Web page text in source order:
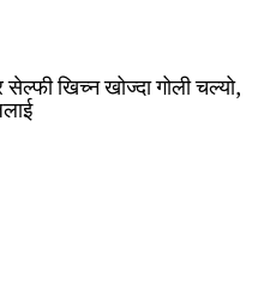
खिच्न खोज्दा गोली चल्यो,